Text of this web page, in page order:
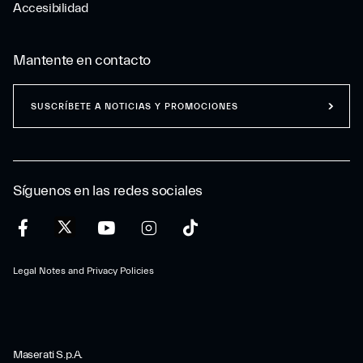
Accesibilidad
Síguenos en las redes sociales
Legal Notes and Privacy Policies
Mantente en contacto
SUSCRÍBETE A NOTICIAS Y PROMOCIONES
Maserati S.p.A.